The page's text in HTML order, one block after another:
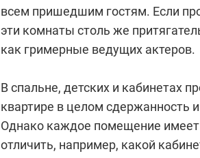
всем пришедшим гостям. Если
эти комнаты столь же
как гримерные ведущих актеров.
В спальне, детских и кабинетах
квартире в целом сдержанность
Однако каждое помещение
отличить, например, какой